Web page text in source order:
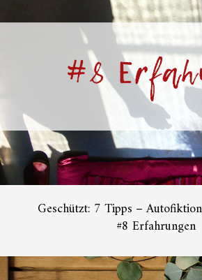
Geschützt: 7 Tipps –
#8 Erfahrungen